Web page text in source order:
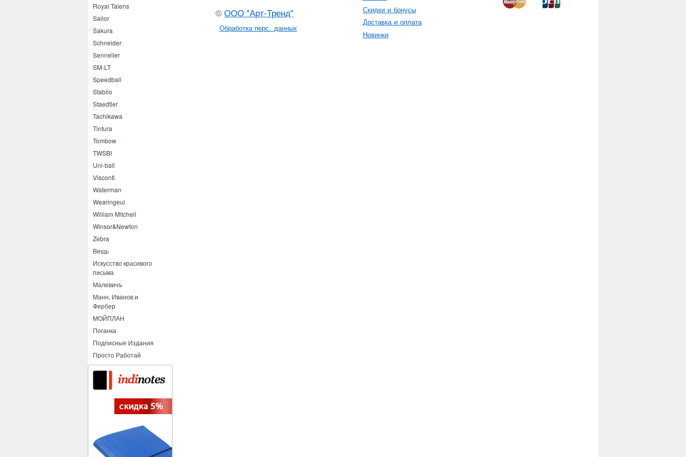
Royal Talens
Sailor
Sakura
Schneider
Sennelier
SM-LT
Speedball
Stabilo
Staedtler
Tachikawa
Tintura
Tombow
TWSBI
Uni-ball
Visconti
Waterman
Wearingeul
William Mitchell
Winsor&Newton
Zebra
Вещь
Искусство красивого
письма
Малевичъ
Манн, Иванов и
Фербер
МОЙПЛАН
Поганка
Подписные Издания
Просто Работай
©ООО "Арт-Тренд"
Обработка перс. данных
Скидки и бонусы
Доставка и оплата
Новинки